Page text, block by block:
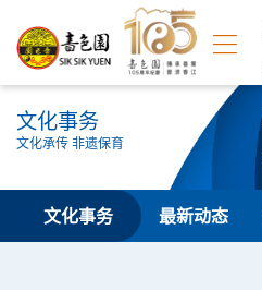
文化事务
文化承传 非遗保育
文化事务 最新动态